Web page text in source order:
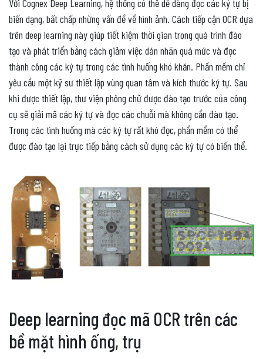
Với Cognex Deep Learning, hệ thống có thể dễ dàng đọc các ký tự bị
biến dạng, bất chấp những vấn đề về hình ảnh. Cách tiếp cận OCR dựa
trên deep learning này giúp tiết kiệm thời gian trong quá trình đào
tạo và phát triển bằng cách giảm việc dán nhãn quá mức và đọc
thành công các ký tự trong các tình huống khó khăn. Phần mềm chỉ
yêu cầu một kỹ sư thiết lập vùng quan tâm và kích thước ký tự. Sau
khi được thiết lập, thư viện phông chữ được đào tạo trước của công
cụ sẽ giải mã các ký tự và đọc các chuỗi mà không cần đào tạo.
Trong các tình huống mà các ký tự rất khó đọc, phần mềm có thể
được đào tạo lại trực tiếp bằng cách sử dụng các ký tự có biến thể.
Deep learning đọc mã OCR trên các
bề mặt hình ống, trụ